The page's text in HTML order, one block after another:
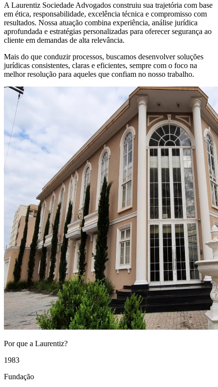
A Laurentiz Sociedade Advogados construiu sua trajetória com base
em ética, responsabilidade, excelência técnica e compromisso com
resultados. Nossa atuação combina experiência, análise jurídica
aprofundada e estratégias personalizadas para oferecer segurança ao
cliente em demandas de alta relevância.
Mais do que conduzir processos, buscamos desenvolver soluções
jurídicas consistentes, claras e eficientes, sempre com o foco na
melhor resolução para aqueles que confiam no nosso trabalho.
Por que a Laurentiz?
1983
Fundação